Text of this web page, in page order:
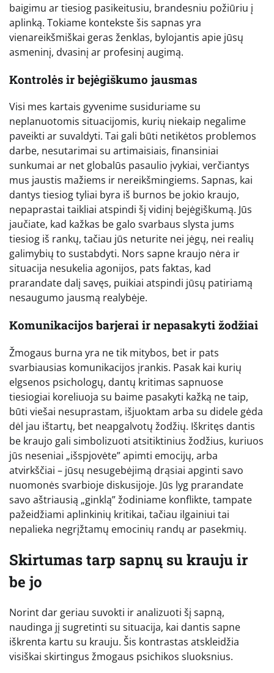
baigimu ar tiesiog pasikeitusiu, brandesniu požiūriu į
aplinką. Tokiame kontekste šis sapnas yra
vienareikšmiškai geras ženklas, bylojantis apie jūsų
asmeninį, dvasinį ar profesinį augimą.
Kontrolės ir bejėgiškumo jausmas
Visi mes kartais gyvenime susiduriame su
neplanuotomis situacijomis, kurių niekaip negalime
paveikti ar suvaldyti. Tai gali būti netikėtos problemos
darbe, nesutarimai su artimaisiais, finansiniai
sunkumai ar net globalūs pasaulio įvykiai, verčiantys
mus jaustis mažiems ir nereikšmingiems. Sapnas, kai
dantys tiesiog tyliai byra iš burnos be jokio kraujo,
nepaprastai taikliai atspindi šį vidinį bejėgiškumą. Jūs
jaučiate, kad kažkas be galo svarbaus slysta jums
tiesiog iš rankų, tačiau jūs neturite nei jėgų, nei realių
galimybių to sustabdyti. Nors sapne kraujo nėra ir
situacija nesukelia agonijos, pats faktas, kad
prarandate dalį savęs, puikiai atspindi jūsų patiriamą
nesaugumo jausmą realybėje.
Komunikacijos barjerai ir nepasakyti žodžiai
Žmogaus burna yra ne tik mitybos, bet ir pats
svarbiausias komunikacijos įrankis. Pasak kai kurių
elgsenos psichologų, dantų kritimas sapnuose
tiesiogiai koreliuoja su baime pasakyti kažką ne taip,
būti viešai nesuprastam, išjuoktam arba su didele gėda
dėl jau ištartų, bet neapgalvotų žodžių. Iškritęs dantis
be kraujo gali simbolizuoti atsitiktinius žodžius, kuriuos
jūs neseniai „išspjovėte” apimti emocijų, arba
atvirkščiai – jūsų nesugebėjimą drąsiai apginti savo
nuomonės svarbioje diskusijoje. Jūs lyg prarandate
savo aštriausią „ginklą” žodiniame konflikte, tampate
pažeidžiami aplinkinių kritikai, tačiau ilgainiui tai
nepalieka negrįžtamų emocinių randų ar pasekmių.
Skirtumas tarp sapnų su krauju ir
be jo
Norint dar geriau suvokti ir analizuoti šį sapną,
naudinga jį sugretinti su situacija, kai dantis sapne
iškrenta kartu su krauju. Šis kontrastas atskleidžia
visiškai skirtingus žmogaus psichikos sluoksnius.